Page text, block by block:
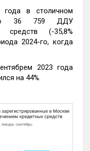
года в столичном
36 759 ДДУ
средств (-35,8%
2024-го, когда
2023 года
на 44%.